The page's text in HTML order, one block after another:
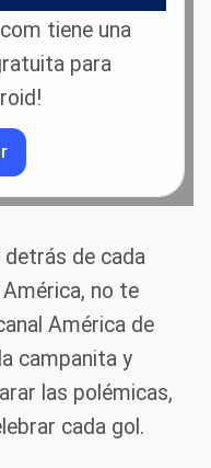
tiene una
para
detrás de cada
no te
América de
campanita y
las polémicas,
cada gol.